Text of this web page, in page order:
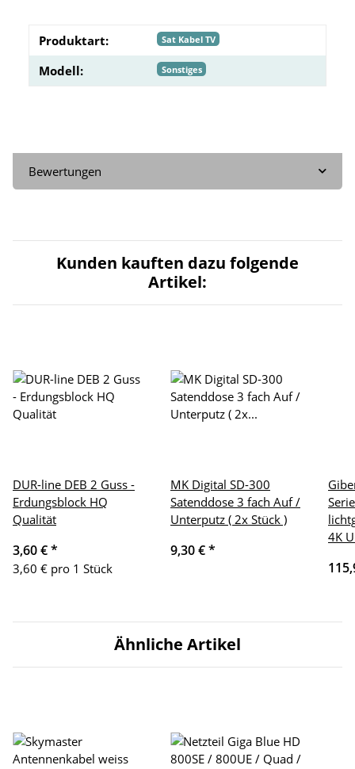
Produktart: Sat Kabel TV
Modell: Sonstiges
Bewertungen
Kunden kauften dazu folgende
Artikel:
DUR-line DEB 2 Guss -
Erdungsblock HQ
Qualität
3,60 €*
3,60 € pro 1 Stück
MK Digital SD-300
Satenddose 3 fach Auf /
Unterputz ( 2x Stück )
9,30 €*
4K
Ähnliche Artikel